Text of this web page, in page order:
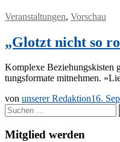
Veranstaltungen, Vorschau
„Glotzt nicht so
Kom­ple­xe Be­zie­hungs­kis­ten
tungs­for­ma­te mit­neh­men.
von unserer Redaktion16.
Suchen
nach:
Mitglied werden